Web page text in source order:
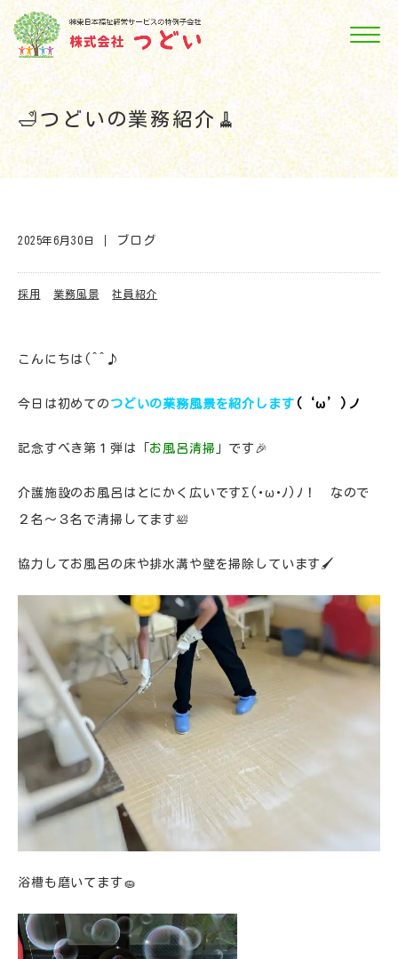
🛁つどいの業務紹介🧹
2025年6月30日 ブログ
採用 業務風景 社員紹介
こんにちは(^^♪
今日は初めての つどいの業務風景を紹介します (‘ω’)ノ
記念すべき第１弾は「 お風呂清掃 」です🎉
介護施設のお風呂はとにかく広いですΣ(･ω･ﾉ)ﾉ！ なので
２名～３名で清掃してます🛀
協力してお風呂の床や排水溝や壁を掃除しています🖌
浴槽も磨いてます🧽